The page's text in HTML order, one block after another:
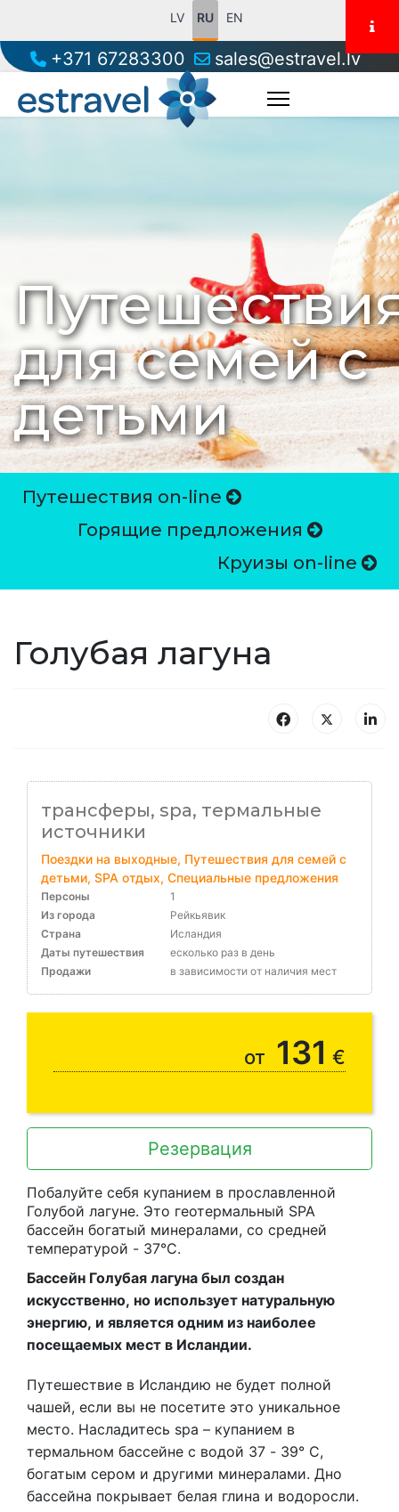
LV RU EN
+371 67283300 sales@estravel.lv
для семей с
детьми
Путешествия on-line
Горящие предложения
Круизы on-line
Голубая лагуна
трансферы, spa, термальные
источники
Поездки на выходные, Путешествия для семей с
детьми, SPA отдых, Специальные предложения
Персоны
1
Из города
Рейкьявик
Страна
Исландия
Даты путешествия
есколько раз в день
Продажи
в зависимости от наличия мест
от 131 €
Резервация
Побалуйте себя купанием в прославленной
Голубой лагуне. Это геотермальный SPA
бассейн богатый минералами, со средней
температурой - 37°C.
Бассейн Голубая лагуна был создан
искусственно, но использует натуральную
энергию, и является одним из наиболее
посещаемых мест в Исландии.
Путешествие в Исландию не будет полной
чашей, если вы не посетите это уникальное
место. Насладитесь spa – купанием в
термальном бассейне с водой 37 - 39° C,
богатым сером и другими минералами. Дно
бассейна покрывает белая глина и водоросли.